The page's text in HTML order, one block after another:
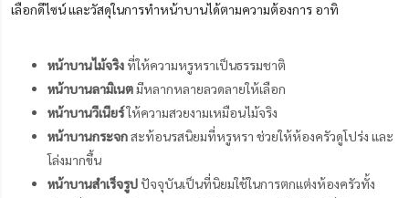
เลือกดีไซน์ และวัสดุในการทำหน้าบานได้ตามความต้องการ อาทิ
หน้าบานไม้จริง ที่ให้ความหรูหราเป็นธรรมชาติ
หน้าบานลามิเนตมีหลากหลายลวดลายให้เลือก
หน้าบานวีเนียร์ให้ความสวยงามเหมือนไม้จริง
หน้าบานกระจกสะท้อนรสนิยมที่หรูหรา ช่วยให้ห้องครัวดูโปร่ง และ
โล่งมากขึ้น
หน้าบานสำเร็จรูป ปัจจุบันเป็นที่นิยมใช้ในการตกแต่งห้องครัวทั้ง